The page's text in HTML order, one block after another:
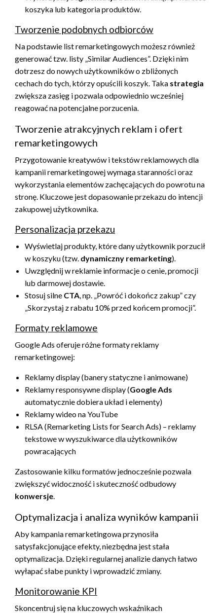
koszyka lub kategoria produktów.
Tworzenie podobnych odbiorców
Na podstawie list remarketingowych możesz również
generować tzw. listy „Similar Audiences”. Dzięki nim
dotrzesz do nowych użytkowników o zbliżonych
cechach do tych, którzy opuścili koszyk. Taka strategia
zwiększa zasięg i pozwala odpowiednio wcześniej
reagować na potencjalne porzucenia.
Tworzenie atrakcyjnych reklam i ofert
remarketingowych
Przygotowanie kreatywów i tekstów reklamowych dla
kampanii remarketingowej wymaga staranności oraz
wykorzystania elementów zachęcających do powrotu na
stronę. Kluczowe jest dopasowanie przekazu do intencji
zakupowej użytkownika.
Personalizacja przekazu
Wyświetlaj produkty, które dany użytkownik porzucił
w koszyku (tzw. dynamiczny remarketing).
Uwzględnij w reklamie informacje o cenie, promocji
lub darmowej dostawie.
Stosuj silne CTA, np. „Powróć i dokończ zakup” czy
„Skorzystaj z rabatu 10% przed końcem promocji”.
Formaty reklamowe
Google Ads oferuje różne formaty reklamy
remarketingowej:
Reklamy display (banery statyczne i animowane)
Reklamy responsywne display (Google Ads
automatycznie dobiera układ i elementy)
Reklamy wideo na YouTube
RLSA (Remarketing Lists for Search Ads) – reklamy
tekstowe w wyszukiwarce dla użytkowników
powracających
Zastosowanie kilku formatów jednocześnie pozwala
zwiększyć widoczność i skuteczność odbudowy
konwersje.
Optymalizacja i analiza wyników kampanii
Aby kampania remarketingowa przynosiła
satysfakcjonujące efekty, niezbędna jest stała
optymalizacja. Dzięki regularnej analizie danych łatwo
wyłapać słabe punkty i wprowadzić zmiany.
Monitorowanie KPI
Skoncentruj się na kluczowych wskaźnikach